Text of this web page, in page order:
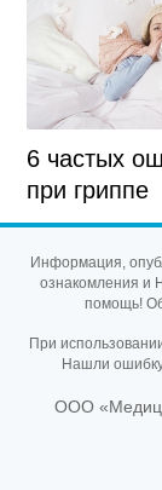
6 частых
при гриппе
Информация,
ознакомления и
помощь!
При
Нашли
ООО